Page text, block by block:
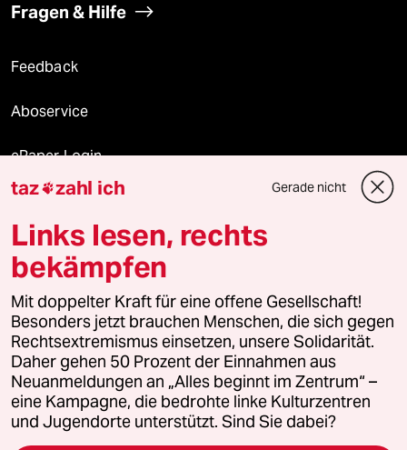
Fragen & Hilfe
Feedback
Aboservice
ePaper Login
Downloads für Abonnierende
© 2026 taz Verlags und Vertriebs GmbH
Alle Rechte vorbehalten. Bei rechtlichen Fragen oder für Genehmigungen
wenden Sie sich bitte an lizenzen@taz.de
Feedback Redaktionsstatut Kommune-Richtlinien
Leitlinie Informant Datenschutz Impressum AGB
taz zahl ich Gerade nicht
Links lesen, rechts
bekämpfen
Mit doppelter Kraft für eine offene Gesellschaft!
Besonders jetzt brauchen Menschen, die sich gegen
Rechtsextremismus einsetzen, unsere Solidarität.
Daher gehen 50 Prozent der Einnahmen aus
Neuanmeldungen an „Alles beginnt im Zentrum“ –
eine Kampagne, die bedrohte linke Kulturzentren
und Jugendorte unterstützt. Sind Sie dabei?